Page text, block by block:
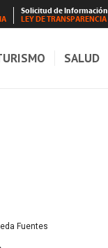
Solicitud de Información
LEY DE TRANSPARENCIA
SALUD
Fuentes